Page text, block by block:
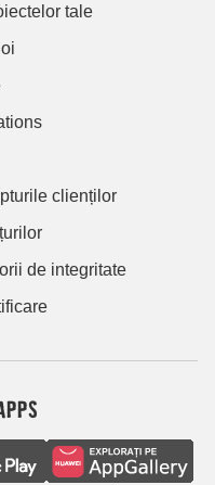
tale
clienților
de integritate